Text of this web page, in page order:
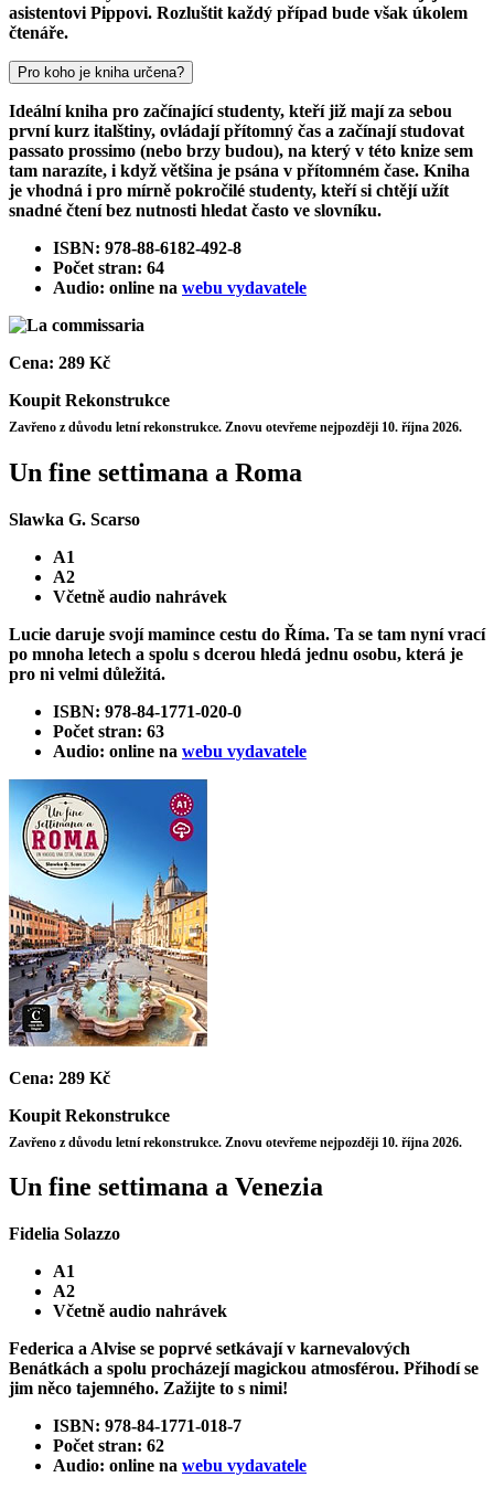
asistentovi Pippovi. Rozluštit každý případ bude však úkolem
čtenáře.
Pro koho je kniha určena?
Ideální kniha pro začínající studenty, kteří již mají za sebou
první kurz italštiny, ovládají přítomný čas a začínají studovat
passato prossimo (nebo brzy budou), na který v této knize sem
tam narazíte, i když většina je psána v přítomném čase. Kniha
je vhodná i pro mírně pokročilé studenty, kteří si chtějí užít
snadné čtení bez nutnosti hledat často ve slovníku.
ISBN: 978-88-6182-492-8
Počet stran: 64
Audio: online na webu vydavatele
Cena: 289 Kč
Koupit Rekonstrukce
Zavřeno z důvodu letní rekonstrukce. Znovu otevřeme nejpozději 10. října 2026.
Un fine settimana a Roma
Slawka G. Scarso
A1
A2
Včetně audio nahrávek
Lucie daruje svojí mamince cestu do Říma. Ta se tam nyní vrací
po mnoha letech a spolu s dcerou hledá jednu osobu, která je
pro ni velmi důležitá.
ISBN: 978-84-1771-020-0
Počet stran: 63
Audio: online na webu vydavatele
Cena: 289 Kč
Koupit Rekonstrukce
Zavřeno z důvodu letní rekonstrukce. Znovu otevřeme nejpozději 10. října 2026.
Un fine settimana a Venezia
Fidelia Solazzo
A1
A2
Včetně audio nahrávek
Federica a Alvise se poprvé setkávají v karnevalových
Benátkách a spolu procházejí magickou atmosférou. Přihodí se
jim něco tajemného. Zažijte to s nimi!
ISBN: 978-84-1771-018-7
Počet stran: 62
Audio: online na webu vydavatele